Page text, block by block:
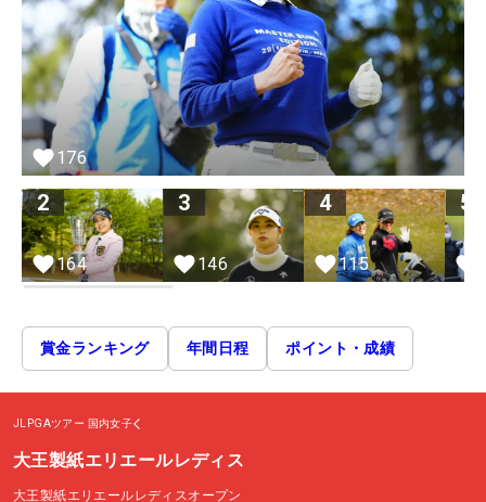
176
2
164
3
146
4
115
5
賞金ランキング 年間日程 ポイント・成績
JLPGAツアー 国内女子
大王製紙エリエールレディス
大王製紙エリエールレディスオープン